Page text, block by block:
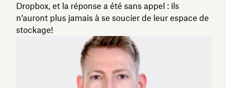
Dropbox, et la réponse a été sans appel : ils
n’auront plus jamais à se soucier de leur espace de
stockage!